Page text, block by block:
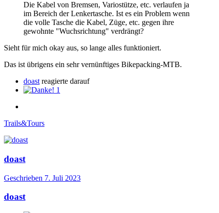
Die Kabel von Bremsen, Variostütze, etc. verlaufen ja
im Bereich der Lenkertasche. Ist es ein Problem wenn
die volle Tasche die Kabel, Züge, etc. gegen ihre
gewohnte "Wuchsrichtung" verdrängt?
Sieht für mich okay aus, so lange alles funktioniert.
Das ist übrigens ein sehr vernünftiges Bikepacking-MTB.
doast reagierte darauf
1
Trails&Tours
doast
Geschrieben 7. Juli 2023
doast